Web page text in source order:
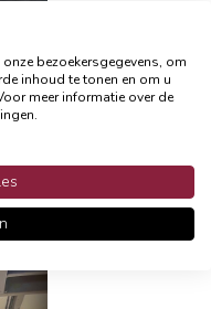
bezoekersgegevens, om
inhoud te tonen en om u
meer informatie over de